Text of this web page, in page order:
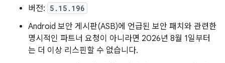
버전: 5.15.196
Android 보안 게시판(ASB)에 언급된 보안 패치와 관련한
명시적인 파트너 요청이 아니라면 2026년 8월 1일부터
는 더 이상 리스핀할 수 없습니다.